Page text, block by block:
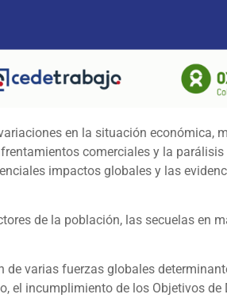
en la situación económica,
comerciales y la
impactos globales y las
de la población, las secuelas en
varias fuerzas globales
incumplimiento de los Objetivos